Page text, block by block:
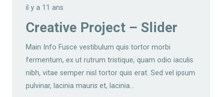
il y a 11 ans
Creative Project – Slider
Main Info Fusce vestibulum quis tortor morbi
fermentum, ex ut rutrum tristique, quam odio iaculis
nibh, vitae semper nisl tortor quis erat. Sed vel ipsum
pulvinar, lacinia mauris et, lacinia…